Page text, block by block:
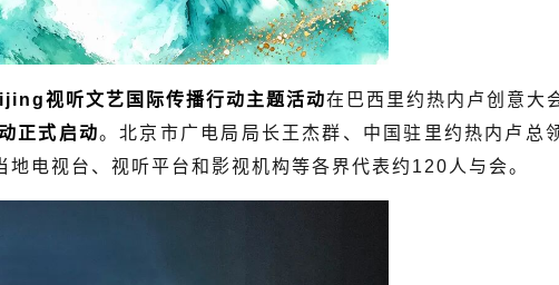
视听文艺国际传播行动主题活动在巴西里约热内卢创意大
正式启动。北京市广电局局长王杰群、中国驻里约热内卢总
电视台、视听平台和影视机构等各界代表约120人与会。